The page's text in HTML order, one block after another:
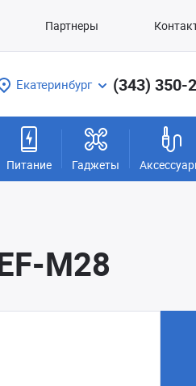
Партнеры
Екатеринбург (343) 350-
Питание Гаджеты
M28